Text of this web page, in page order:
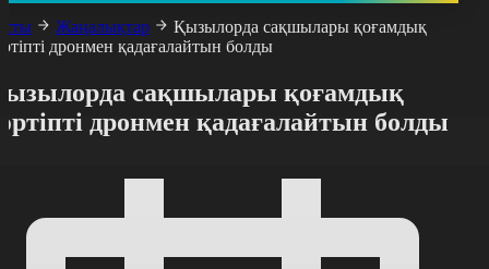
Жаңалықтар
Қызылорда сақшылары қоғамдық
дронмен қадағалайтын болды
сақшылары қоғамдық
дронмен қадағалайтын болды